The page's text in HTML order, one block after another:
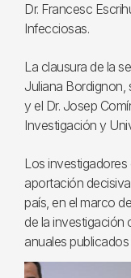
Dr. Francesc
Infecciosas.
La clausura de la
Juliana Bordignon,
y el Dr. Josep
Investigación y
Los investigadores
aportación
país, en el marco
de la investigación
anuales